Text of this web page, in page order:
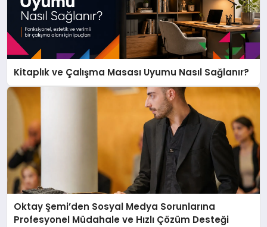
Kitaplık ve Çalışma Masası Uyumu Nasıl Sağlanır?
Oktay Şemi’den Sosyal Medya Sorunlarına
Profesyonel Müdahale ve Hızlı Çözüm Desteği